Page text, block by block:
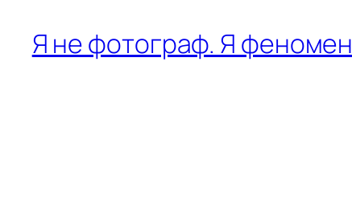
Я не фотограф. Я феномен